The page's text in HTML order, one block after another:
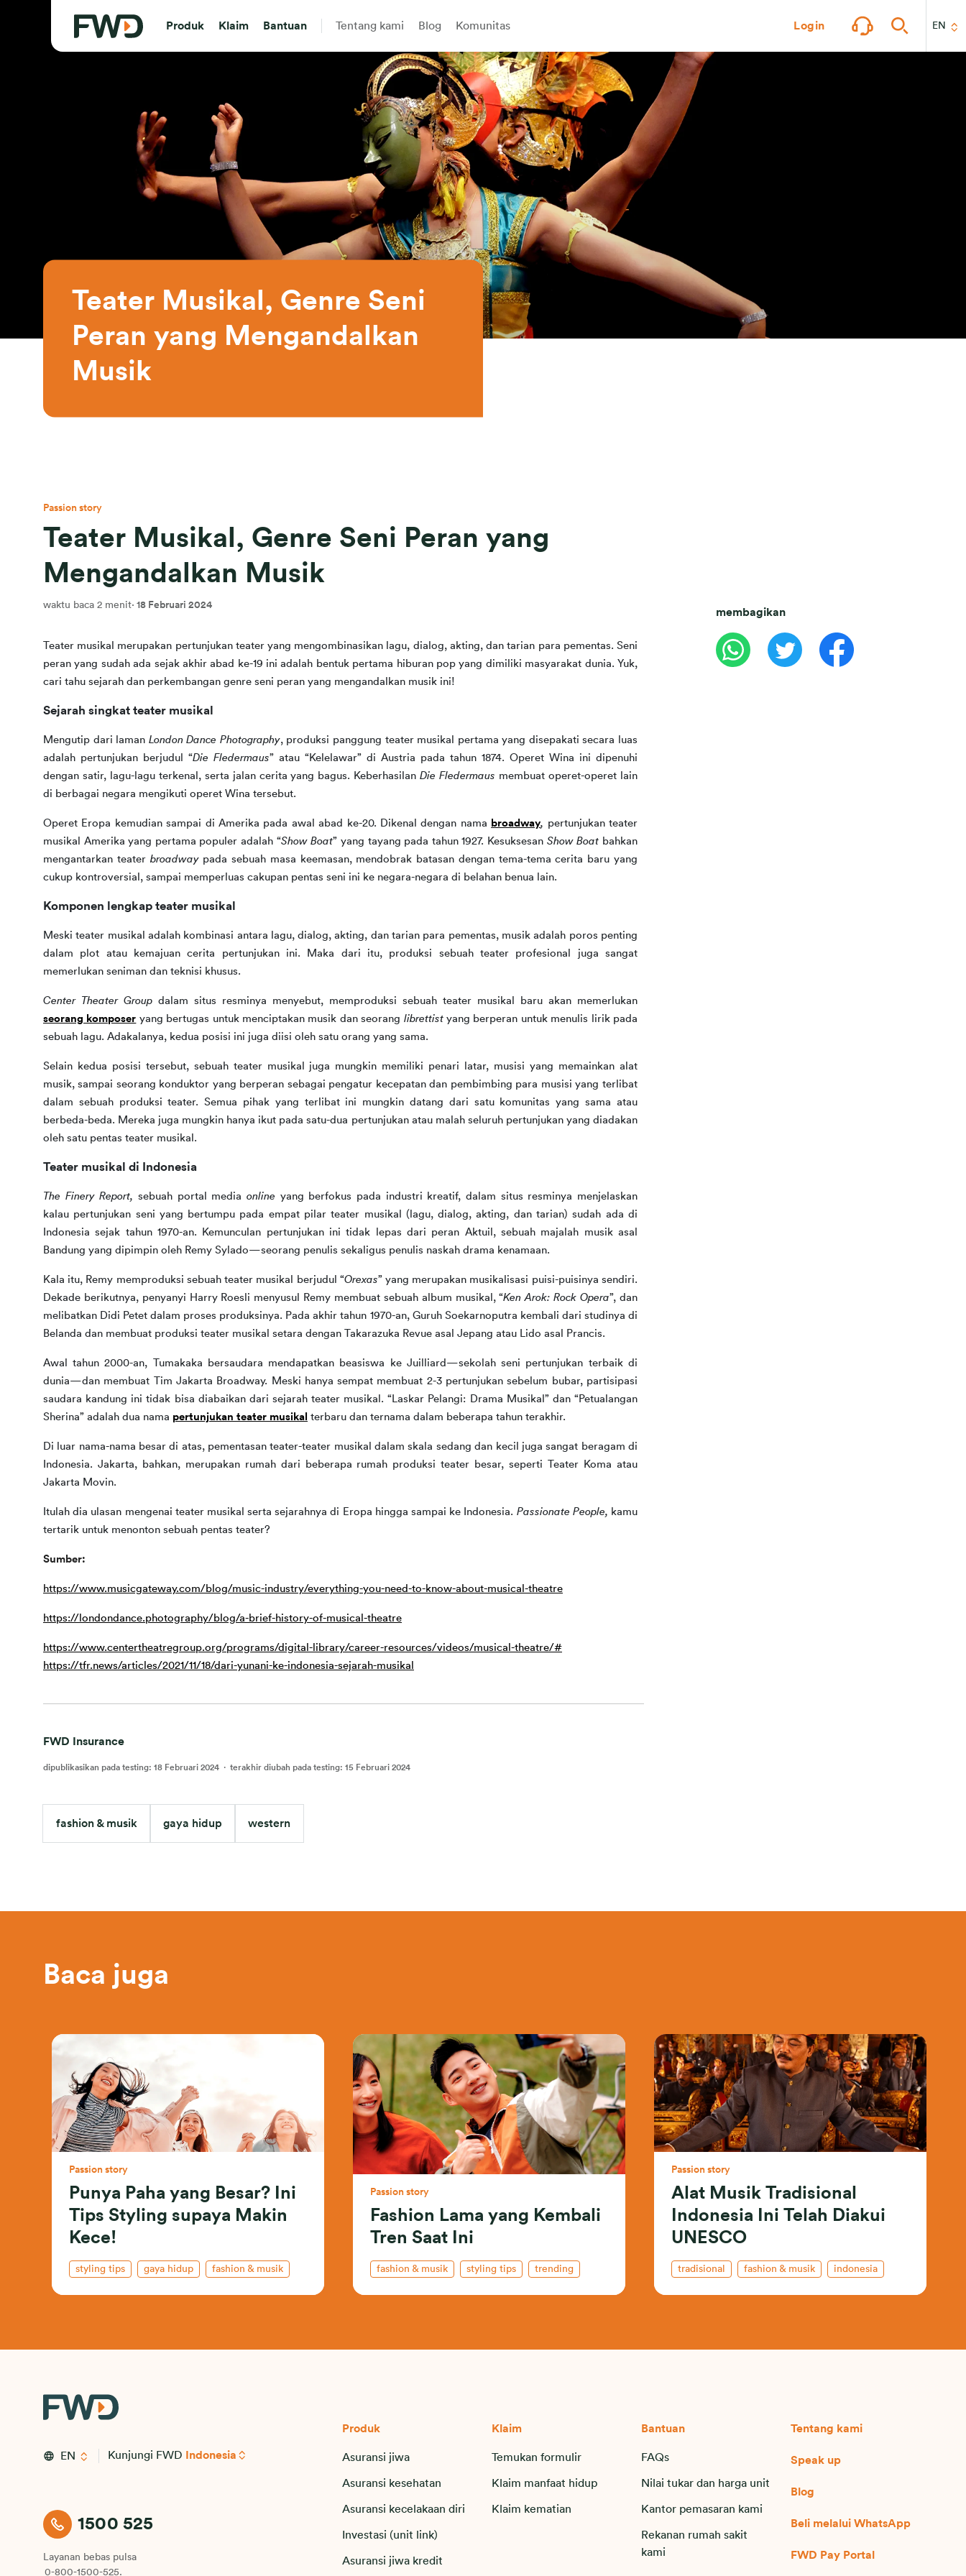
Produk Klaim Bantuan Tentang kami Blog Komunitas Login EN
Teater Musikal, Genre Seni
Peran yang Mengandalkan
Musik
Passion story
Teater Musikal, Genre Seni Peran yang
Mengandalkan Musik
waktu baca 2 menit· 18 Februari 2024
Teater musikal merupakan pertunjukan teater yang mengombinasikan lagu, dialog, akting, dan tarian para pementas. Seni
peran yang sudah ada sejak akhir abad ke-19 ini adalah bentuk pertama hiburan pop yang dimiliki masyarakat dunia. Yuk,
cari tahu sejarah dan perkembangan genre seni peran yang mengandalkan musik ini!
Sejarah singkat teater musikal
Mengutip dari laman London Dance Photography, produksi panggung teater musikal pertama yang disepakati secara luas
adalah pertunjukan berjudul “Die Fledermaus” atau “Kelelawar” di Austria pada tahun 1874. Operet Wina ini dipenuhi
dengan satir, lagu-lagu terkenal, serta jalan cerita yang bagus. Keberhasilan Die Fledermaus membuat operet-operet lain
di berbagai negara mengikuti operet Wina tersebut.
Operet Eropa kemudian sampai di Amerika pada awal abad ke-20. Dikenal dengan nama broadway, pertunjukan teater
musikal Amerika yang pertama populer adalah “Show Boat” yang tayang pada tahun 1927. Kesuksesan Show Boat bahkan
mengantarkan teater broadway pada sebuah masa keemasan, mendobrak batasan dengan tema-tema cerita baru yang
cukup kontroversial, sampai memperluas cakupan pentas seni ini ke negara-negara di belahan benua lain.
Komponen lengkap teater musikal
Meski teater musikal adalah kombinasi antara lagu, dialog, akting, dan tarian para pementas, musik adalah poros penting
dalam plot atau kemajuan cerita pertunjukan ini. Maka dari itu, produksi sebuah teater profesional juga sangat
memerlukan seniman dan teknisi khusus.
Center Theater Group
dalam situs resminya menyebut, memproduksi sebuah teater musikal baru akan memerlukan
seorang komposer yang bertugas untuk menciptakan musik dan seorang librettist yang berperan untuk menulis lirik pada
sebuah lagu. Adakalanya, kedua posisi ini juga diisi oleh satu orang yang sama.
Selain kedua posisi tersebut, sebuah teater musikal juga mungkin memiliki penari latar, musisi yang memainkan alat
musik, sampai seorang konduktor yang berperan sebagai pengatur kecepatan dan pembimbing para musisi yang terlibat
dalam sebuah produksi teater. Semua pihak yang terlibat ini mungkin datang dari satu komunitas yang sama atau
berbeda-beda. Mereka juga mungkin hanya ikut pada satu-dua pertunjukan atau malah seluruh pertunjukan yang diadakan
oleh satu pentas teater musikal.
Teater musikal di Indonesia
The Finery Report, sebuah portal media online yang berfokus pada industri kreatif, dalam situs resminya menjelaskan
kalau pertunjukan seni yang bertumpu pada empat pilar teater musikal (lagu, dialog, akting, dan tarian) sudah ada di
Indonesia sejak tahun 1970-an. Kemunculan pertunjukan ini tidak lepas dari peran Aktuil, sebuah majalah musik asal
Bandung yang dipimpin oleh Remy Sylado—seorang penulis sekaligus penulis naskah drama kenamaan.
Kala itu, Remy memproduksi sebuah teater musikal berjudul “Orexas” yang merupakan musikalisasi puisi-puisinya sendiri.
Dekade berikutnya, penyanyi Harry Roesli menyusul Remy membuat sebuah album musikal, “Ken Arok: Rock Opera”, dan
melibatkan Didi Petet dalam proses produksinya. Pada akhir tahun 1970-an, Guruh Soekarnoputra kembali dari studinya di
Belanda dan membuat produksi teater musikal setara dengan Takarazuka Revue asal Jepang atau Lido asal Prancis.
Awal tahun 2000-an, Tumakaka bersaudara mendapatkan beasiswa ke Juilliard—sekolah seni pertunjukan terbaik di
dunia—dan membuat Tim Jakarta Broadway. Meski hanya sempat membuat 2-3 pertunjukan sebelum bubar, partisipasi
saudara kandung ini tidak bisa diabaikan dari sejarah teater musikal. “Laskar Pelangi: Drama Musikal” dan “Petualangan
Sherina” adalah dua nama pertunjukan teater musikal terbaru dan ternama dalam beberapa tahun terakhir.
Di luar nama-nama besar di atas, pementasan teater-teater musikal dalam skala sedang dan kecil juga sangat beragam di
Indonesia. Jakarta, bahkan, merupakan rumah dari beberapa rumah produksi teater besar, seperti Teater Koma atau
Jakarta Movin.
Itulah dia ulasan mengenai teater musikal serta sejarahnya di Eropa hingga sampai ke Indonesia. Passionate People, kamu
tertarik untuk menonton sebuah pentas teater?
Sumber:
https://www.musicgateway.com/blog/music-industry/everything-you-need-to-know-about-musical-theatre
https://londondance.photography/blog/a-brief-history-of-musical-theatre
https://www.centertheatregroup.org/programs/digital-library/career-resources/videos/musical-theatre/#
https://tfr.news/articles/2021/11/18/dari-yunani-ke-indonesia-sejarah-musikal
FWD Insurance
dipublikasikan pada testing: 18 Februari 2024 · terakhir diubah pada testing: 15 Februari 2024
fashion & musik gaya hidup western
membagikan
Baca juga
Passion story
Punya Paha yang Besar? Ini
Tips Styling supaya Makin
Kece!
styling tips gaya hidup fashion & musik
Passion story
Fashion Lama yang Kembali
Tren Saat Ini
fashion & musik styling tips trending
Passion story
Alat Musik Tradisional
Indonesia Ini Telah Diakui
UNESCO
tradisional fashion & musik indonesia
EN Kunjungi FWD Indonesia
1500 525
Layanan bebas pulsa
0-800-1500-525.
Produk
Asuransi jiwa
Asuransi kesehatan
Asuransi kecelakaan diri
Investasi (unit link)
Asuransi jiwa kredit
Klaim
Temukan formulir
Klaim manfaat hidup
Klaim kematian
Bantuan
FAQs
Nilai tukar dan harga unit
Kantor pemasaran kami
Rekanan rumah sakit
kami
Tentang kami
Speak up
Blog
Beli melalui WhatsApp
FWD Pay Portal